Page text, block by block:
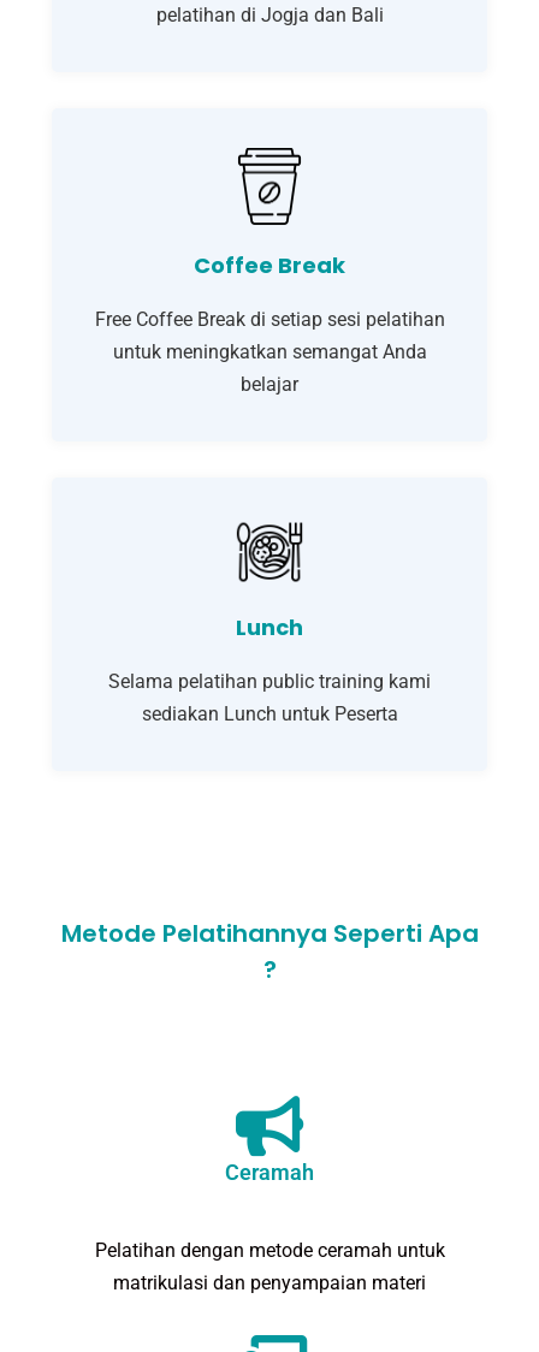
pelatihan di Jogja dan Bali
Coffee Break
Free Coffee Break di setiap sesi pelatihan
untuk meningkatkan semangat Anda
belajar
Lunch
Selama pelatihan public training kami
sediakan Lunch untuk Peserta
Metode Pelatihannya Seperti Apa
?
Ceramah
Pelatihan dengan metode ceramah untuk
matrikulasi dan penyampaian materi